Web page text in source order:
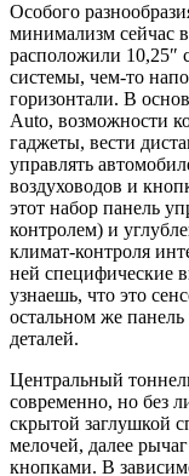
Особого
минимализм сейчас
расположили 10,25″
системы, чем-то
горизонтали. В
Auto, возможности
гаджеты, вести
управлять
воздуховодов и
этот набор панель
контролем) и
климат-контроля
ней специфические
узнаешь, что это
остальном же
деталей.
Центральный
современно, но без
скрытой заглушкой
мелочей, далее
кнопками. В